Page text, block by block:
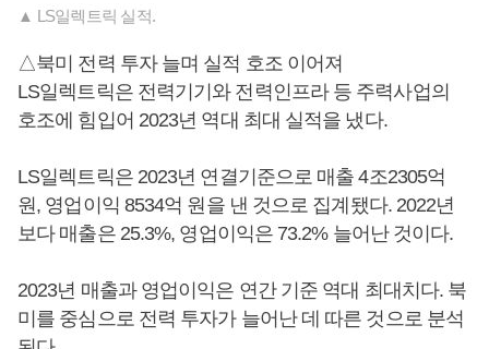
▲ LS일렉트릭 실적.
△북미 전력 투자 늘며 실적 호조 이어져
LS일렉트릭은 전력기기와 전력인프라 등 주력사업의
호조에 힘입어 2023년 역대 최대 실적을 냈다.
LS일렉트릭은 2023년 연결기준으로 매출 4조2305억
원, 영업이익 8534억 원을 낸 것으로 집계됐다. 2022년
보다 매출은 25.3%, 영업이익은 73.2% 늘어난 것이다.
2023년 매출과 영업이익은 연간 기준 역대 최대치다. 북
미를 중심으로 전력 투자가 늘어난 데 따른 것으로 분석